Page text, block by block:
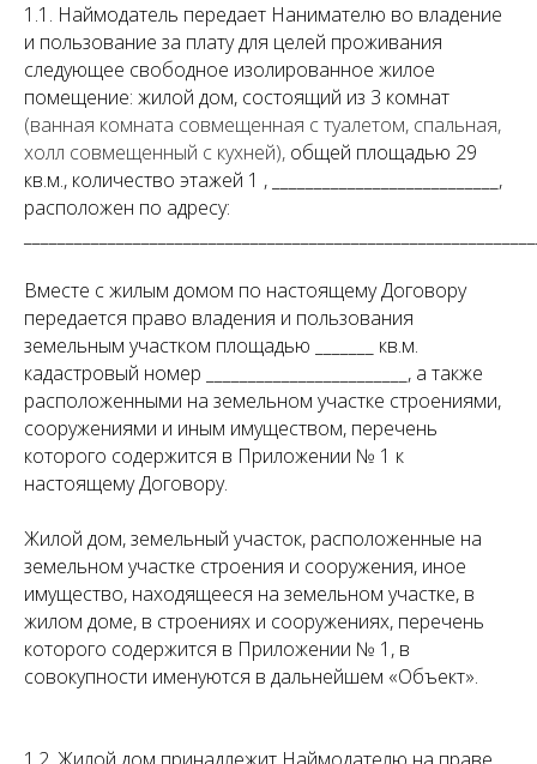
1.1. Наймодатель передает Нанимателю во владение
и пользование за плату для целей проживания
следующее свободное изолированное жилое
помещение: жилой дом, состоящий из 3 комнат
(ванная комната совмещенная с туалетом, спальная,
холл совмещенный с кухней), общей площадью 29
кв.м., количество этажей 1 , ___________________________,
расположен по адресу:
Вместе с жилым домом по настоящему Договору
передается право владения и пользования
земельным участком площадью _______ кв.м.
кадастровый номер ________________________, а также
расположенными на земельном участке строениями,
сооружениями и иным имуществом, перечень
которого содержится в Приложении № 1 к
настоящему Договору.
Жилой дом, земельный участок, расположенные на
земельном участке строения и сооружения, иное
имущество, находящееся на земельном участке, в
жилом доме, в строениях и сооружениях, перечень
которого содержится в Приложении № 1, в
совокупности именуются в дальнейшем «Объект».